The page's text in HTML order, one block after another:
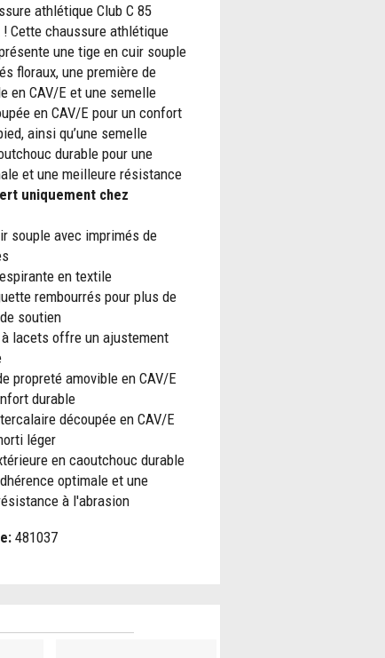
athlétique Club C 85
! Cette chaussure athlétique
une tige en cuir souple
floraux, une première de
en CAV/E et une semelle
en CAV/E pour un confort
ainsi qu’une semelle
durable pour une
et une meilleure résistance
uniquement chez
souple avec imprimés de
en textile
rembourrés pour plus de
soutien
à lacets offre un ajustement
propreté amovible en CAV/E
durable
découpée en CAV/E
léger
en caoutchouc durable
optimale et une
à l'abrasion
481037